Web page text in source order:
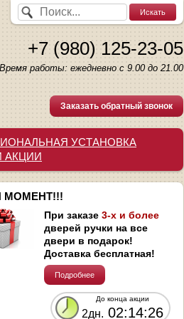
+7 (980) 125-23-05
Время работы: ежедневно с 9.00 до 21.00
Заказать обратный звонок
УСТАНОВКА
АКЦИИ
МОМЕНТ!!!
При заказе 3-х и более
дверей ручки на все
двери в подарок!
Доставка бесплатная!
Подробнее
До конца акции
2дн. 02:14:26